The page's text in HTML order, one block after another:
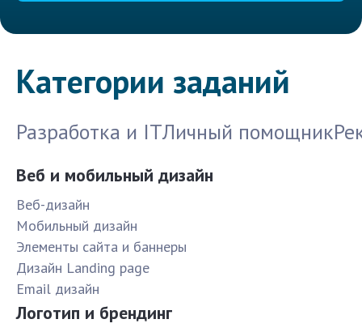
Категории заданий
Разработка и ITЛичный помощник
Веб и мобильный дизайн
Веб-дизайн
Мобильный дизайн
Элементы сайта и баннеры
Дизайн Landing page
Email дизайн
Логотип и брендинг